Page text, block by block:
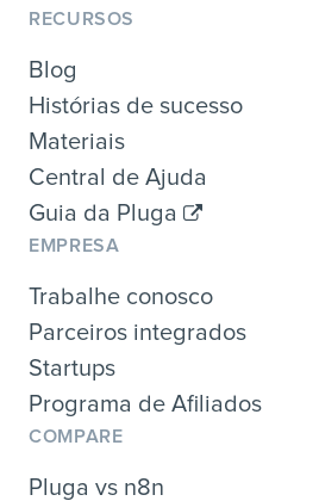
RECURSOS
Blog
Histórias de sucesso
Materiais
Central de Ajuda
Guia da Pluga
EMPRESA
Trabalhe conosco
Parceiros integrados
Startups
Programa de Afiliados
COMPARE
Pluga vs n8n